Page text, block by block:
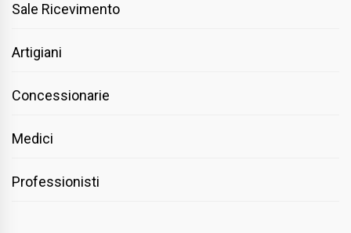
Sale Ricevimento
Artigiani
Concessionarie
Medici
Professionisti